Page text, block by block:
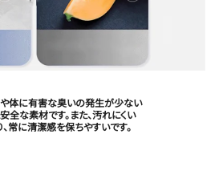
体に有害な臭いの発生が少ない
全な素材です。また、汚れにくい
常に清潔感を保ちやすいです。